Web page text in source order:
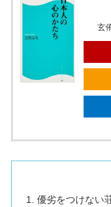
玄
優劣をつけない